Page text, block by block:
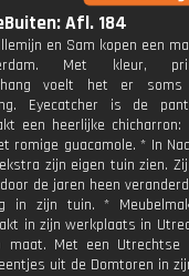
Afl. 184
en Sam kopen een
Met kleur,
voelt het er
Eyecatcher is de
een heerlijke chicharron:
romige guacamole. * In
zijn eigen tuin zien.
de jaren heen
in zijn tuin. *
in zijn werkplaats in
maat. Met een Utrechtse
uit de Domtoren in